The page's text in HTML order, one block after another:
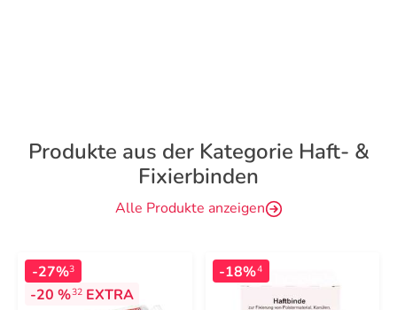
Produkte aus der Kategorie Haft- &
Fixierbinden
Alle Produkte anzeigen
-27%3
-20 %32EXTRA
-18%4